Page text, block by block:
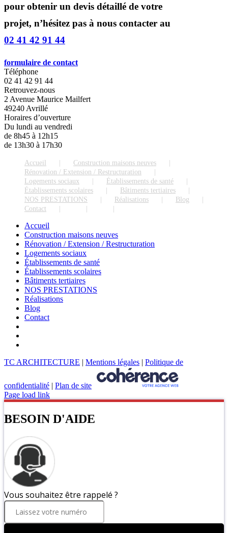
pour obtenir un devis détaillé de votre
projet, n’hésitez pas à nous contacter au
02 41 42 91 44
formulaire de contact
Téléphone
02 41 42 91 44
Retrouvez-nous
2 Avenue Maurice Mailfert
49240 Avrillé
Horaires d’ouverture
Du lundi au vendredi
de 8h45 à 12h15
de 13h30 à 17h30
Accueil
Construction maisons neuves
Rénovation / Extension / Restructuration
Logements sociaux
Établissements de santé
Établissements scolaires
Bâtiments tertiaires
NOS PRESTATIONS
Réalisations
Blog
Contact
Accueil
Construction maisons neuves
Rénovation / Extension / Restructuration
Logements sociaux
Établissements de santé
Établissements scolaires
Bâtiments tertiaires
NOS PRESTATIONS
Réalisations
Blog
Contact
TC ARCHITECTURE | Mentions légales | Politique de
confidentialité | Plan de site
Page load link
BESOIN D'AIDE
Vous souhaitez être rappelé ?